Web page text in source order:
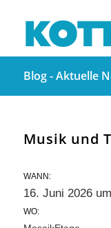
Blog - Aktuelle
Musik und
WANN:
16. Juni 2026
WO: